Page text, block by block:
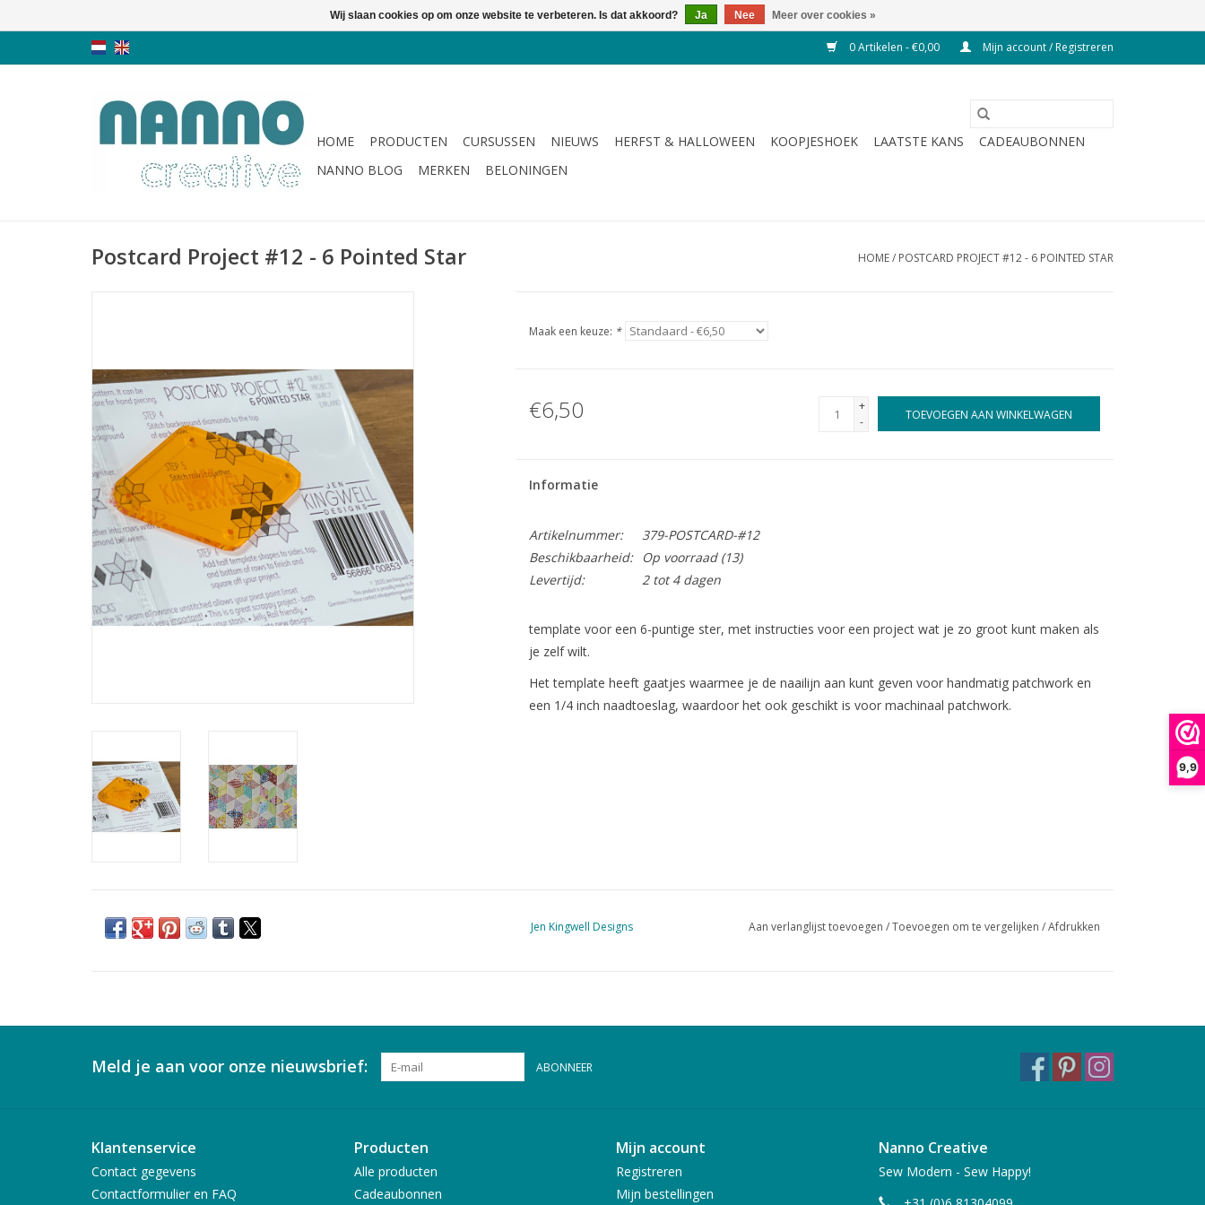
9,9
0 Artikelen - €0,00 Mijn account / Registreren
HOME PRODUCTEN CURSUSSEN NIEUWS HERFST & HALLOWEEN KOOPJESHOEK LAATSTE KANS
CADEAUBONNEN
NANNO BLOG
MERKEN BELONINGEN
Postcard Project #12 - 6 Pointed Star HOME/ POSTCARD PROJECT #12 - 6 POINTED STAR
Maak een keuze: *
€6,50
+
-
TOEVOEGEN AAN WINKELWAGEN
Informatie
Artikelnummer:
379-POSTCARD-#12
Beschikbaarheid:
Op voorraad(13)
Levertijd:
2 tot 4 dagen
template voor een 6-puntige ster, met instructies voor een project wat je zo groot kunt maken als
je zelf wilt.
Het template heeft gaatjes waarmee je de naailijn aan kunt geven voor handmatig patchwork en
een 1/4 inch naadtoeslag, waardoor het ook geschikt is voor machinaal patchwork.
Jen Kingwell Designs Aan verlanglijst toevoegen /Toevoegen om te vergelijken /Afdrukken
Meld je aan voor onze nieuwsbrief: ABONNEER
Klantenservice
Contact gegevens
Contactformulier en FAQ
Producten
Alle producten
Cadeaubonnen
Mijn account
Registreren
Mijn bestellingen
Nanno Creative
Sew Modern - Sew Happy!
Wij slaan cookies op om onze website te verbeteren. Is dat akkoord? Ja Nee Meer over cookies »